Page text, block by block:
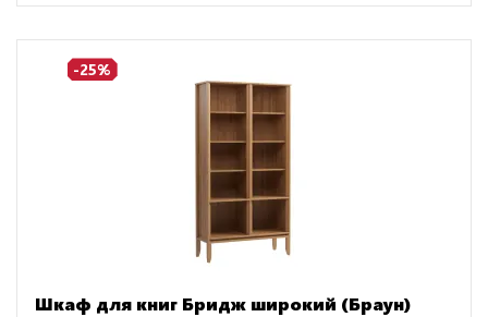
-25%
Шкаф для книг Бридж широкий (Браун)